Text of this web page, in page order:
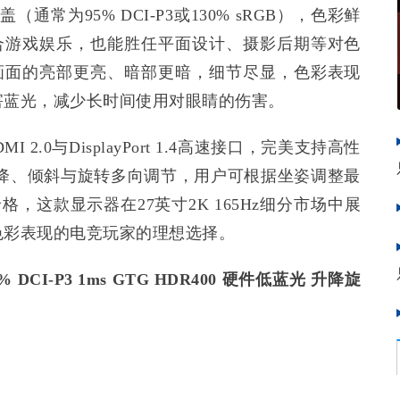
（通常为95% DCI-P3或130% sRGB），色彩鲜
戏娱乐，也能胜任平面设计、摄影后期等对色
的亮部更亮、暗部更暗，细节尽显，色彩表现
光，减少长时间使用对眼睛的伤害。
2.0与DisplayPort 1.4高速接口，完美支持高性
倾斜与旋转多向调节，用户可根据坐姿调整最
，这款显示器在27英寸2K 165Hz细分市场中展
表现的电竞玩家的理想选择。
DCI-P3 1ms GTG HDR400 硬件低蓝光 升降旋